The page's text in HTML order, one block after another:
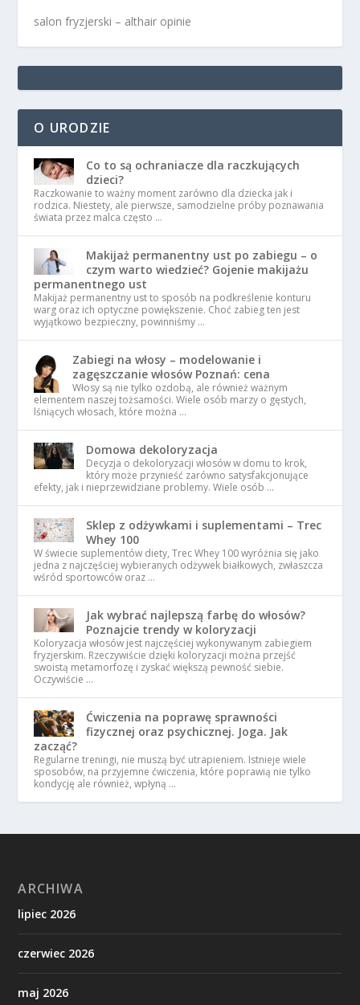
salon fryzjerski – althair opinie
O URODZIE
Co to są ochraniacze dla raczkujących
dzieci?
Raczkowanie to ważny moment zarówno dla dziecka jak i
rodzica. Niestety, ale pierwsze, samodzielne próby poznawania
świata przez malca często …
Makijaż permanentny ust po zabiegu – o
czym warto wiedzieć? Gojenie makijażu
permanentnego ust
Makijaż permanentny ust to sposób na podkreślenie konturu
warg oraz ich optyczne powiększenie. Choć zabieg ten jest
wyjątkowo bezpieczny, powinniśmy …
Zabiegi na włosy – modelowanie i
zagęszczanie włosów Poznań: cena
Włosy są nie tylko ozdobą, ale również ważnym
elementem naszej tożsamości. Wiele osób marzy o gęstych,
lśniących włosach, które można …
Domowa dekoloryzacja
Decyzja o dekoloryzacji włosów w domu to krok,
który może przynieść zarówno satysfakcjonujące
efekty, jak i nieprzewidziane problemy. Wiele osób …
Sklep z odżywkami i suplementami – Trec
Whey 100
W świecie suplementów diety, Trec Whey 100 wyróżnia się jako
jedna z najczęściej wybieranych odżywek białkowych, zwłaszcza
wśród sportowców oraz …
Jak wybrać najlepszą farbę do włosów?
Poznajcie trendy w koloryzacji
Koloryzacja włosów jest najczęściej wykonywanym zabiegiem
fryzjerskim. Rzeczywiście dzięki koloryzacji można przejść
swoistą metamorfozę i zyskać większą pewność siebie.
Oczywiście …
Ćwiczenia na poprawę sprawności
fizycznej oraz psychicznej. Joga. Jak
zacząć?
Regularne treningi, nie muszą być utrapieniem. Istnieje wiele
sposobów, na przyjemne ćwiczenia, które poprawią nie tylko
kondycję ale również, wpłyną …
ARCHIWA
lipiec 2026
czerwiec 2026
maj 2026